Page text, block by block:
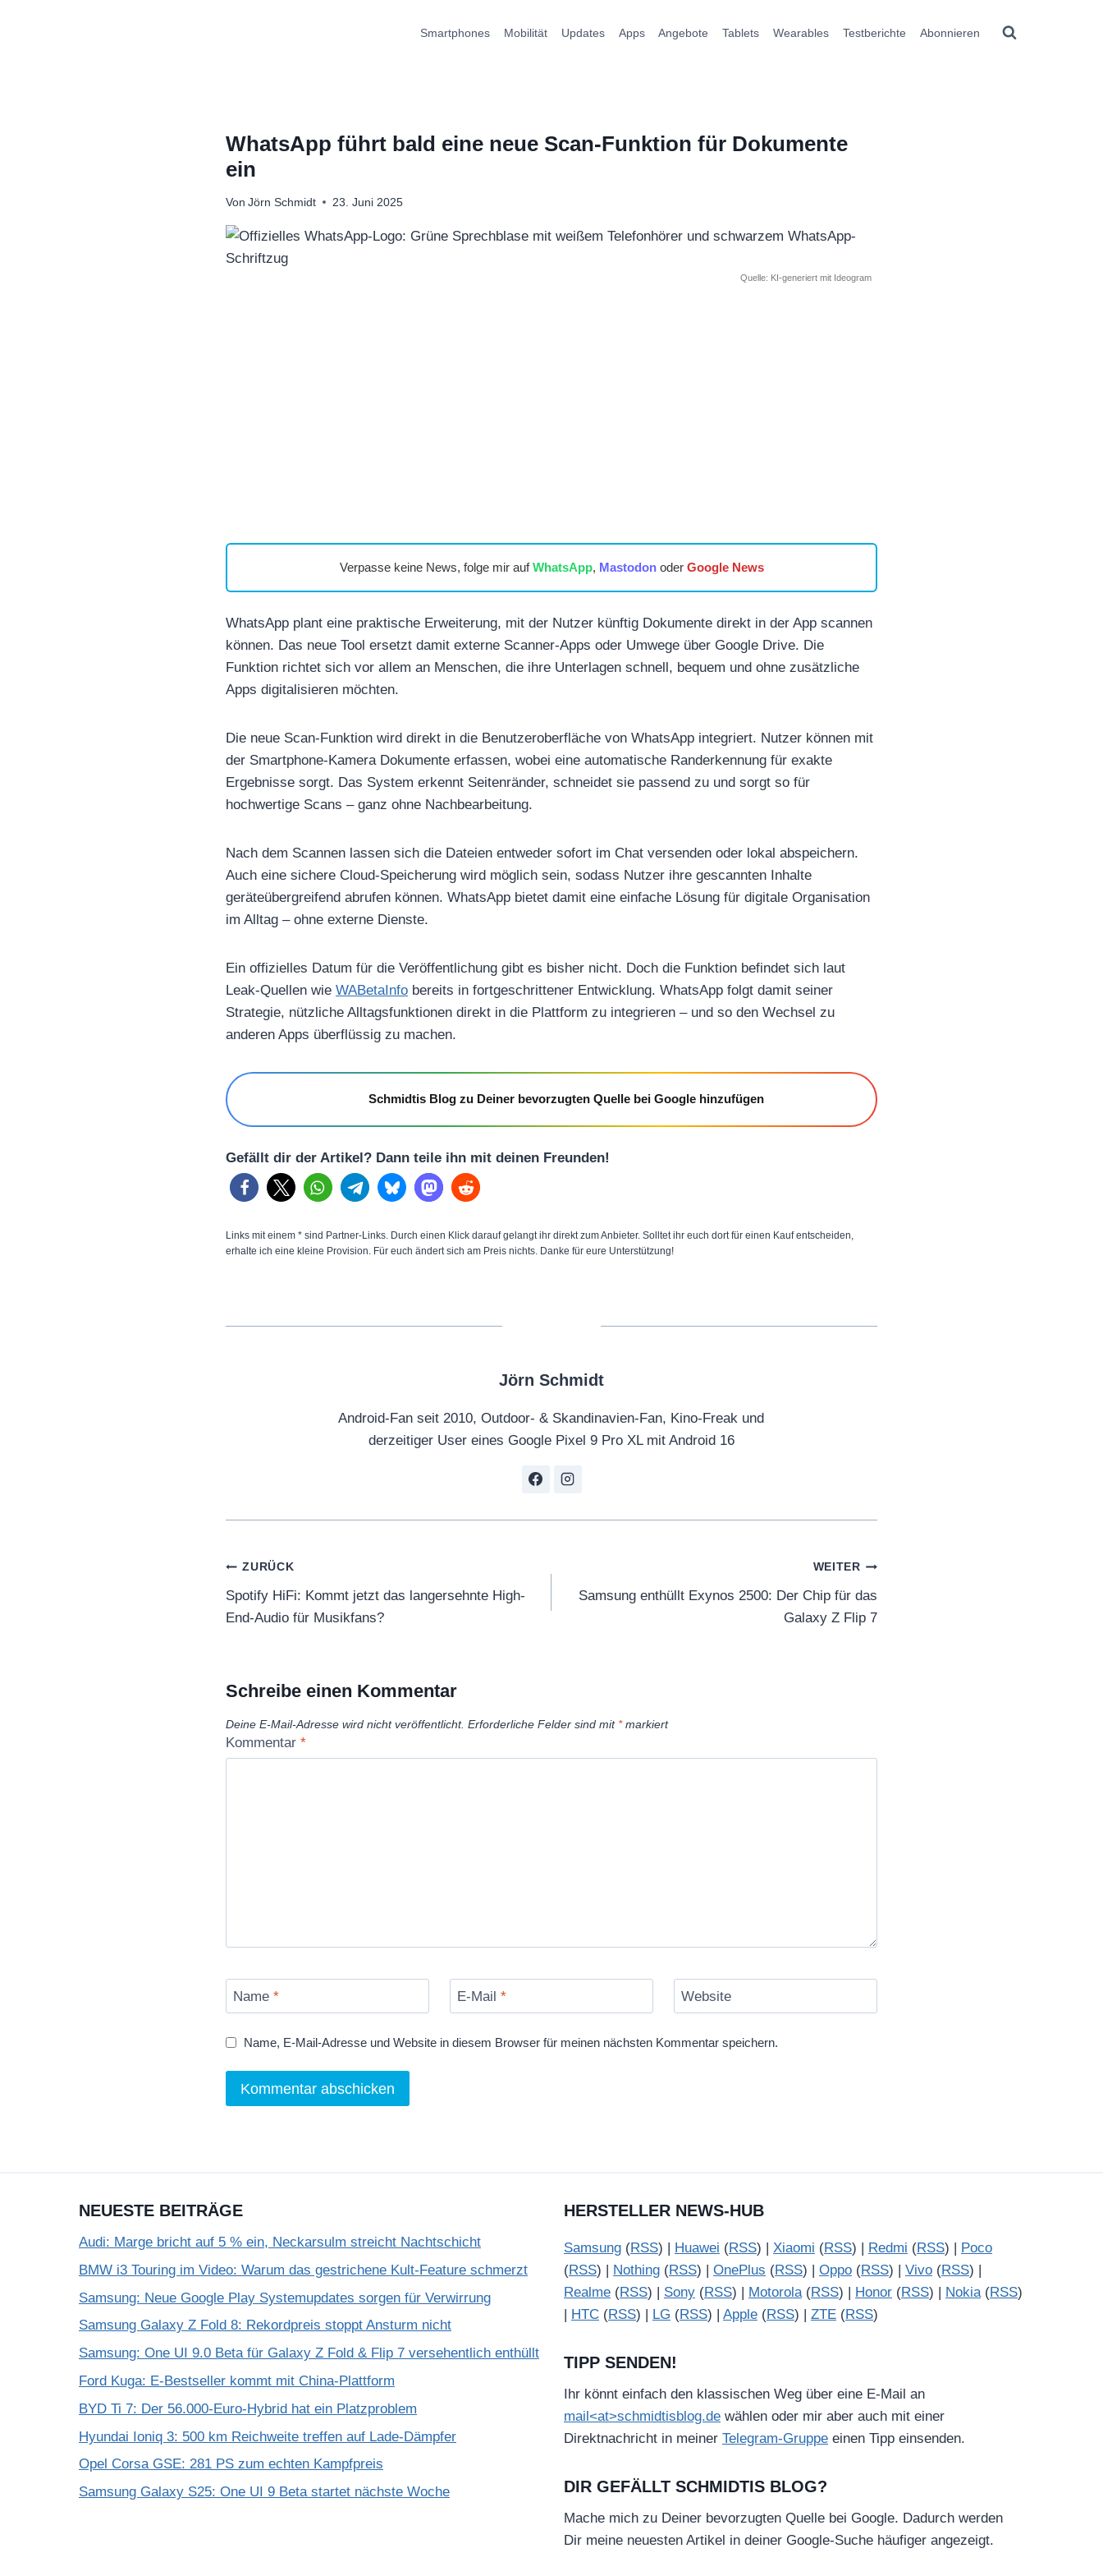
Smartphones Mobilität Updates Apps Angebote Tablets Wearables Testberichte Abonnieren
WhatsApp führt bald eine neue Scan-Funktion für Dokumente
ein
Von Jörn Schmidt 23. Juni 2025
Quelle: KI-generiert mit Ideogram
Verpasse keine News, folge mir aufWhatsApp, Mastodonoder Google News
WhatsApp plant eine praktische Erweiterung, mit der Nutzer künftig Dokumente direkt in der App scannen
können. Das neue Tool ersetzt damit externe Scanner-Apps oder Umwege über Google Drive. Die
Funktion richtet sich vor allem an Menschen, die ihre Unterlagen schnell, bequem und ohne zusätzliche
Apps digitalisieren möchten.
Die neue Scan-Funktion wird direkt in die Benutzeroberfläche von WhatsApp integriert. Nutzer können mit
der Smartphone-Kamera Dokumente erfassen, wobei eine automatische Randerkennung für exakte
Ergebnisse sorgt. Das System erkennt Seitenränder, schneidet sie passend zu und sorgt so für
hochwertige Scans – ganz ohne Nachbearbeitung.
Nach dem Scannen lassen sich die Dateien entweder sofort im Chat versenden oder lokal abspeichern.
Auch eine sichere Cloud-Speicherung wird möglich sein, sodass Nutzer ihre gescannten Inhalte
geräteübergreifend abrufen können. WhatsApp bietet damit eine einfache Lösung für digitale Organisation
im Alltag – ohne externe Dienste.
Ein offizielles Datum für die Veröffentlichung gibt es bisher nicht. Doch die Funktion befindet sich laut
Leak-Quellen wie WABetaInfo bereits in fortgeschrittener Entwicklung. WhatsApp folgt damit seiner
Strategie, nützliche Alltagsfunktionen direkt in die Plattform zu integrieren – und so den Wechsel zu
anderen Apps überflüssig zu machen.
Schmidtis Blog zu Deiner bevorzugten Quelle bei Google hinzufügen
Gefällt dir der Artikel? Dann teile ihn mit deinen Freunden!
Links mit einem * sind Partner-Links. Durch einen Klick darauf gelangt ihr direkt zum Anbieter. Solltet ihr euch dort für einen Kauf entscheiden,
erhalte ich eine kleine Provision. Für euch ändert sich am Preis nichts. Danke für eure Unterstützung!
Jörn Schmidt
Android-Fan seit 2010, Outdoor- & Skandinavien-Fan, Kino-Freak und
derzeitiger User eines Google Pixel 9 Pro XL mit Android 16
Beitragsnavigation
ZURÜCK
Spotify HiFi: Kommt jetzt das langersehnte High-
End-Audio für Musikfans?
WEITER
Samsung enthüllt Exynos 2500: Der Chip für das
Galaxy Z Flip 7
Schreibe einen Kommentar
Deine E-Mail-Adresse wird nicht veröffentlicht. Erforderliche Felder sind mit *markiert
Kommentar *
Name * E-Mail * Website
Name, E-Mail-Adresse und Website in diesem Browser für meinen nächsten Kommentar speichern.
NEUESTE BEITRÄGE
Audi: Marge bricht auf 5 % ein, Neckarsulm streicht Nachtschicht
BMW i3 Touring im Video: Warum das gestrichene Kult-Feature schmerzt
Samsung: Neue Google Play Systemupdates sorgen für Verwirrung
Samsung Galaxy Z Fold 8: Rekordpreis stoppt Ansturm nicht
Samsung: One UI 9.0 Beta für Galaxy Z Fold & Flip 7 versehentlich enthüllt
Ford Kuga: E-Bestseller kommt mit China-Plattform
BYD Ti 7: Der 56.000-Euro-Hybrid hat ein Platzproblem
Hyundai Ioniq 3: 500 km Reichweite treffen auf Lade-Dämpfer
Opel Corsa GSE: 281 PS zum echten Kampfpreis
Samsung Galaxy S25: One UI 9 Beta startet nächste Woche
HERSTELLER NEWS-HUB
Samsung (RSS) | Huawei (RSS) | Xiaomi (RSS) | Redmi (RSS) | Poco
(RSS) | Nothing (RSS) | OnePlus (RSS) | Oppo (RSS) | Vivo (RSS) |
Realme (RSS) | Sony (RSS) | Motorola(RSS) | Honor (RSS) | Nokia(RSS)
| HTC (RSS) | LG (RSS) | Apple (RSS) | ZTE (RSS)
TIPP SENDEN!
Ihr könnt einfach den klassischen Weg über eine E-Mail an
mail<at>schmidtisblog.de wählen oder mir aber auch mit einer
Direktnachricht in meiner Telegram-Gruppe einen Tipp einsenden.
DIR GEFÄLLT SCHMIDTIS BLOG?
Mache mich zu Deiner bevorzugten Quelle bei Google. Dadurch werden
Dir meine neuesten Artikel in deiner Google-Suche häufiger angezeigt.